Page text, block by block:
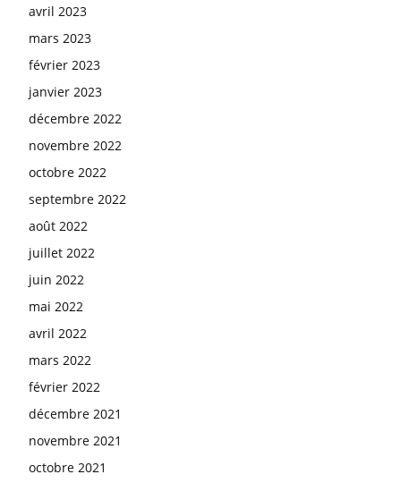
avril 2023
mars 2023
février 2023
janvier 2023
décembre 2022
novembre 2022
octobre 2022
septembre 2022
août 2022
juillet 2022
juin 2022
mai 2022
avril 2022
mars 2022
février 2022
décembre 2021
novembre 2021
octobre 2021